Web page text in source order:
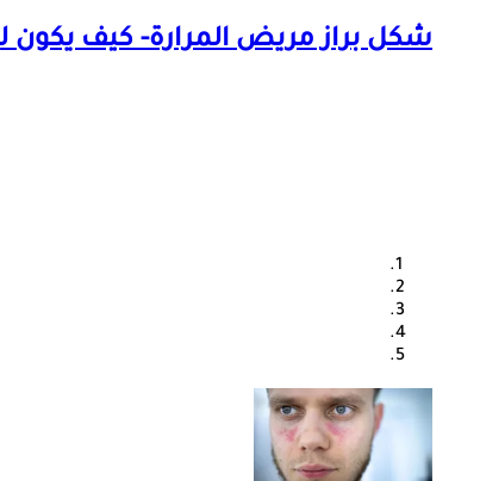
شكل براز مريض المرارة- كيف يكون